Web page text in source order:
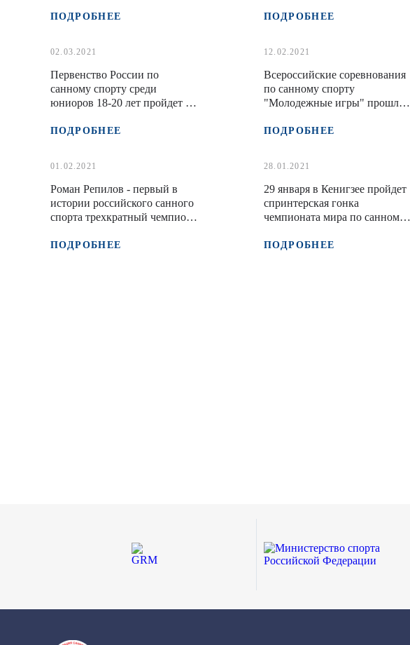
тренировочным мероприятием
ПОДРОБНЕЕ ПОДРОБНЕЕ
02.03.2021
Первенство России по
санному спорту среди
юниоров 18-20 лет пройдет в
ПОДРОБНЕЕ
12.02.2021
Всероссийские соревнования
по санному спорту
"Молодежные игры" прошли
ПОДРОБНЕЕ
01.02.2021
Роман Репилов - первый в
истории российского санного
спорта трехкратный чемпион
ПОДРОБНЕЕ
28.01.2021
29 января в Кенигзее пройдет
спринтерская гонка
чемпионата мира по санному
ПОДРОБНЕЕ